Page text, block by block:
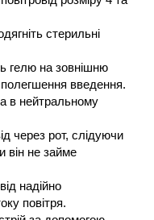
стерильні
гелю на зовнішню
введення.
в нейтральному
через рот, слідуючи
він не займе
надійно
повітря.